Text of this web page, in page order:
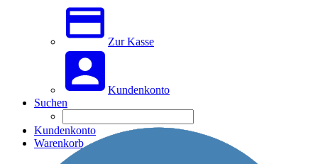
Zur Kasse
Kundenkonto
Suchen
Kundenkonto
Warenkorb